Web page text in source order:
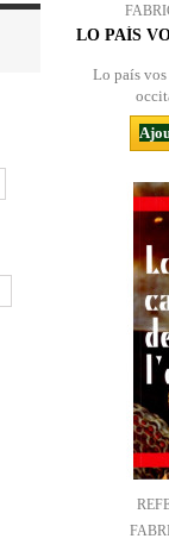
LO PAÍS
Lo país